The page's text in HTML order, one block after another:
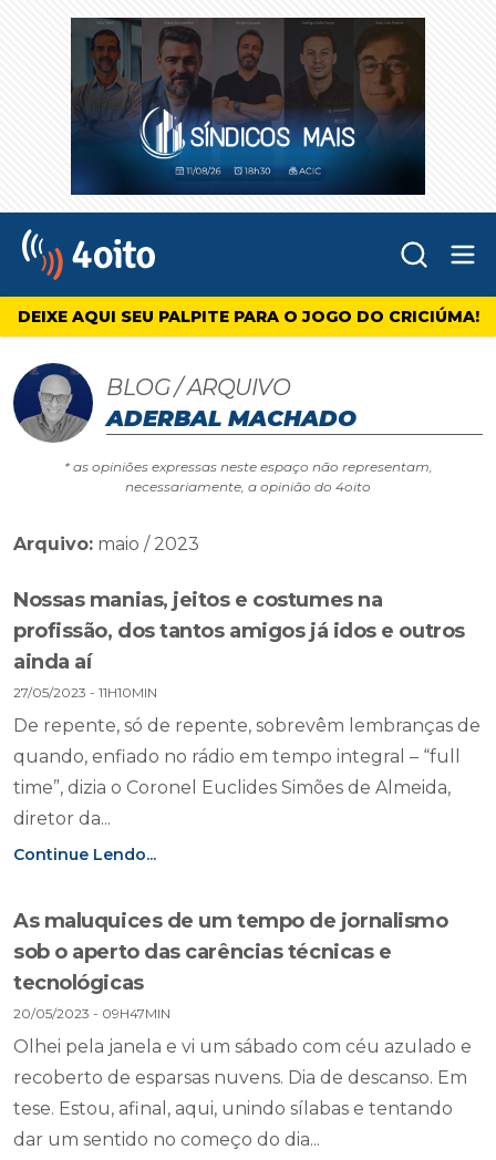
4oito
DEIXE AQUI SEU PALPITE PARA O JOGO DO CRICIÚMA!
BLOG / ARQUIVO
ADERBAL MACHADO
* as opiniões expressas neste espaço não representam,
necessariamente, a opinião do 4oito
Arquivo: maio / 2023
Nossas manias, jeitos e costumes na
profissão, dos tantos amigos já idos e outros
ainda aí
27/05/2023 - 11H10MIN
De repente, só de repente, sobrevêm lembranças de
quando, enfiado no rádio em tempo integral – “full
time”, dizia o Coronel Euclides Simões de Almeida,
diretor da...
Continue Lendo...
As maluquices de um tempo de jornalismo
sob o aperto das carências técnicas e
tecnológicas
20/05/2023 - 09H47MIN
Olhei pela janela e vi um sábado com céu azulado e
recoberto de esparsas nuvens. Dia de descanso. Em
tese. Estou, afinal, aqui, unindo sílabas e tentando
dar um sentido no começo do dia...